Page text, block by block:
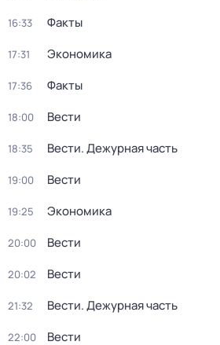
16:33 Факты
17:31 Экономика
17:36 Факты
18:00 Вести
18:35 Вести. Дежурная часть
19:00 Вести
19:25 Экономика
20:00 Вести
20:02 Вести
21:32 Вести. Дежурная часть
22:00 Вести